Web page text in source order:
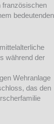
französischen
bedeutenden
während der
Wehranlage
das den